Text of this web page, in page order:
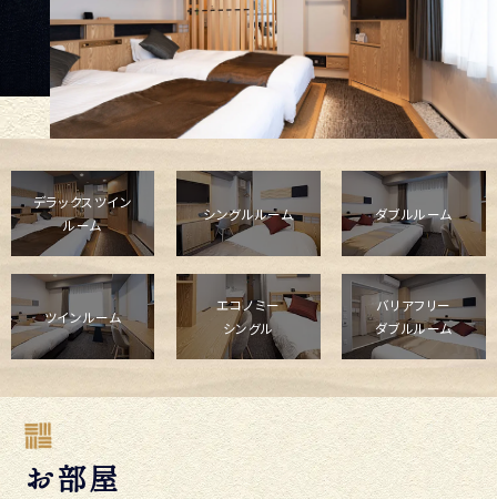
お部屋
デラックスツイン
ルーム
シングルルーム ダブルルーム
ツインルーム
エコノミー
シングル
バリアフリー
ダブルルーム